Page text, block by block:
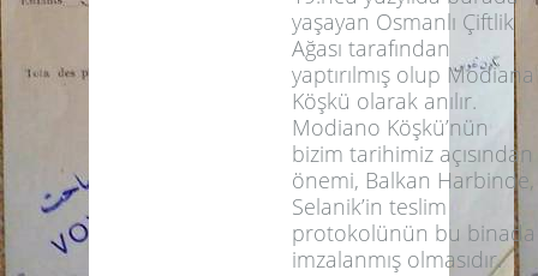
yaşayan Osmanlı Çiftlik
Ağası tarafından
yaptırılmış olup Modiana
Köşkü olarak anılır.
Modiano Köşkü’nün
bizim tarihimiz açısından
önemi, Balkan Harbinde,
Selanik’in teslim
protokolünün bu binada
imzalanmış olmasıdır.